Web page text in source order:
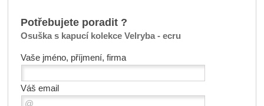
Potřebujete poradit ?
Osuška s kapucí kolekce Velryba - ecru
Vaše jméno, příjmení, firma
Váš email